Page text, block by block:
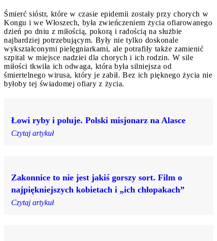
Śmierć sióstr, które w czasie epidemii zostały przy chorych w
Kongu i we Włoszech, była zwieńczeniem życia ofiarowanego
dzień po dniu z miłością, pokorą i radością na służbie
najbardziej potrzebującym. Były nie tylko doskonale
wykształconymi pielęgniarkami, ale potrafiły także zamienić
szpital w miejsce nadziei dla chorych i ich rodzin. W sile
miłości tkwiła ich odwaga, która była silniejsza od
śmiertelnego wirusa, który je zabił. Bez ich pięknego życia nie
byłoby tej świadomej ofiary z życia.
Łowi ryby i poluje. Polski misjonarz na Alasce
Czytaj artykuł
Zakonnice to nie jest jakiś gorszy sort. Film o
najpiękniejszych kobietach i „ich chłopakach”
Czytaj artykuł